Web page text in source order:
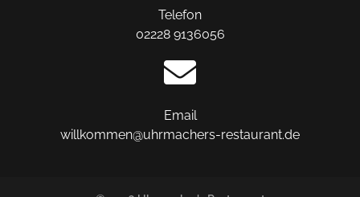
Telefon
02228 9136056
Email
willkommen@uhrmachers-restaurant.de